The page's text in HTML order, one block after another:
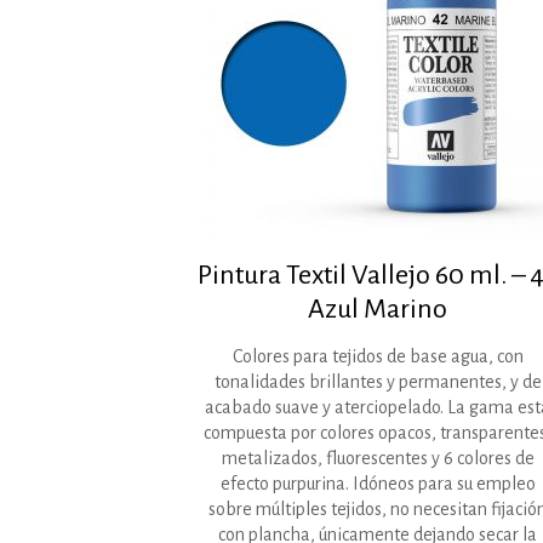
Pintura Textil Vallejo 60 ml. –
Azul Marino
Colores para tejidos de base agua, con
tonalidades brillantes y permanentes, y de
acabado suave y aterciopelado. La gama
compuesta por colores opacos,
metalizados, fluorescentes y 6 colores de
efecto purpurina. Idóneos para su empleo
sobre múltiples tejidos, no necesitan
con plancha, únicamente dejando secar la